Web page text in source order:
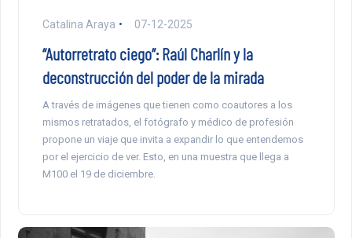
Catalina Araya 07-12-2025
“Autorretrato ciego”: Raúl Charlín y la
deconstrucción del poder de la mirada
A través de imágenes que tienen como coautores a los
mismos retratados, el fotógrafo y médico de profesión
propone un viaje que invita a expandir lo que entendemos
por el ejercicio de ver. Esto, en una muestra que llega a
M100 el 19 de diciembre.